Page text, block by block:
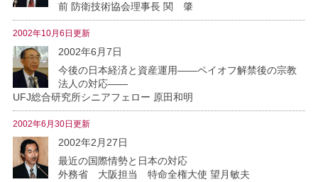
前 防衛技術協会理事長 関 肇
2002年10月6日更新
2002年6月7日
今後の日本経済と資産運用――ペイオフ解禁後の宗教
法人の対応――
UFJ総合研究所シニアフェロー 原田和明
2002年6月30日更新
2002年2月27日
最近の国際情勢と日本の対応
外務省 大阪担当 特命全権大使 望月敏夫